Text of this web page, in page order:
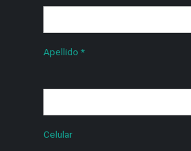
Apellido*
Celular